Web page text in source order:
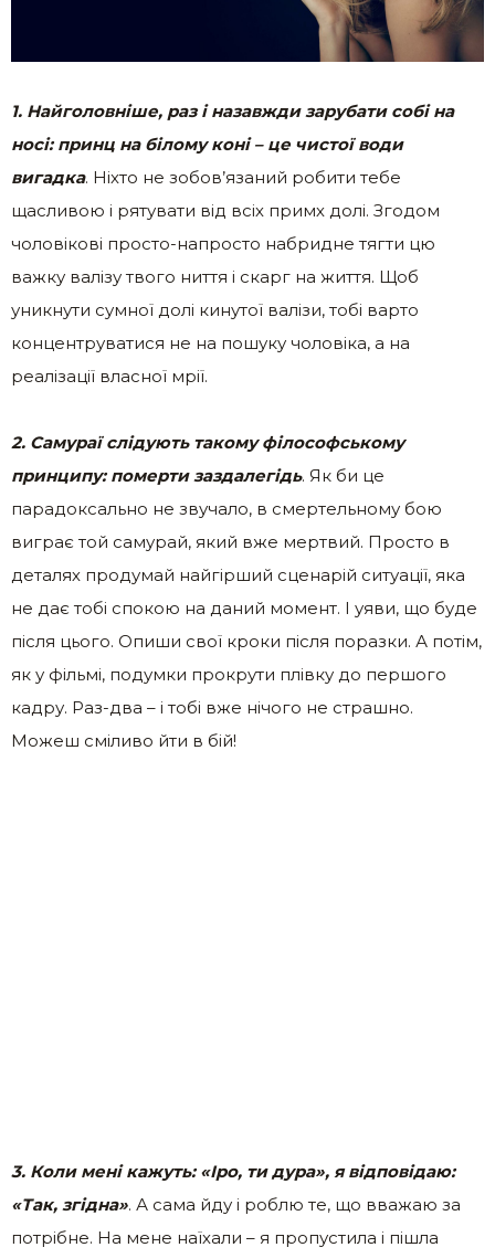
1. Найголовніше, раз і назавжди зарубати собі на
носі: принц на білому коні – це чистої води
вигадка. Ніхто не зобов’язаний робити тебе
щасливою і рятувати від всіх примх долі. Згодом
чоловікові просто-напросто набридне тягти цю
важку валізу твого ниття і скарг на життя. Щоб
уникнути сумної долі кинутої валізи, тобі варто
концентруватися не на пошуку чоловіка, а на
реалізації власної мрії.
2. Самураї слідують такому філософському
принципу: померти заздалегідь. Як би це
парадоксально не звучало, в смертельному бою
виграє той самурай, який вже мертвий. Просто в
деталях продумай найгірший сценарій ситуації, яка
не дає тобі спокою на даний момент. І уяви, що буде
після цього. Опиши свої кроки після поразки. А потім,
як у фільмі, подумки прокрути плівку до першого
кадру. Раз-два – і тобі вже нічого не страшно.
Можеш сміливо йти в бій!
3. Коли мені кажуть: «Іро, ти дура», я відповідаю:
«Так, згідна». А сама йду і роблю те, що вважаю за
потрібне. На мене наїхали – я пропустила і пішла